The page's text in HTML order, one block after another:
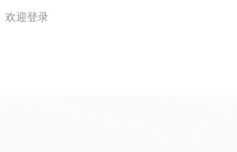
欢迎登录